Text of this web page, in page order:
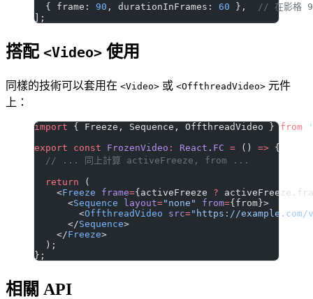
  { frame:
90 , durationInFrames: 60 },
// 在影格
];
搭配 <Video> 使用
同樣的技術可以套用在 <Video> 或 <OffthreadVideo> 元件
上：
import { Freeze, Sequence, OffthreadVideo } from
export const FrozenVideo : React . FC = () => {
  // ... 同上計算 activeFreeze, from ...
  return
(
    <
Freeze frame={activeFreeze ?
      <
Sequence layout="none" from={from}>
        <
OffthreadVideo src="https://example.com/
      </
Sequence>
    </
Freeze>
  );
};
相關 API